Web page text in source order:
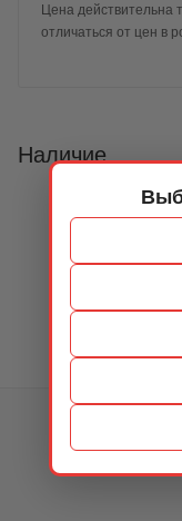
Цена действительна
отличаться от цен в
Наличие